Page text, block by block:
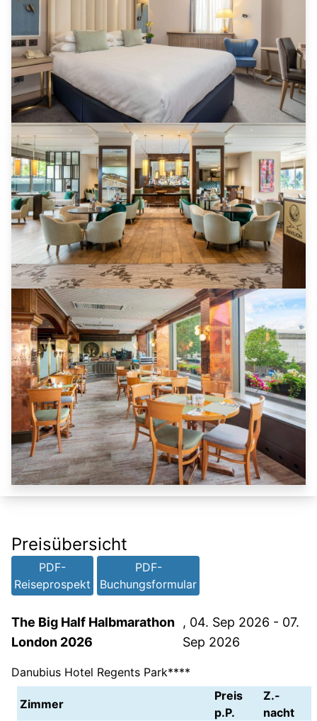
Preisübersicht
PDF-
Reiseprospekt
PDF-
Buchungsformular
The Big Half Halbmarathon
London 2026
, 04. Sep 2026 - 07.
Sep 2026
Danubius Hotel Regents Park****
Zimmer
Preis
p.P.
Z.-
nacht